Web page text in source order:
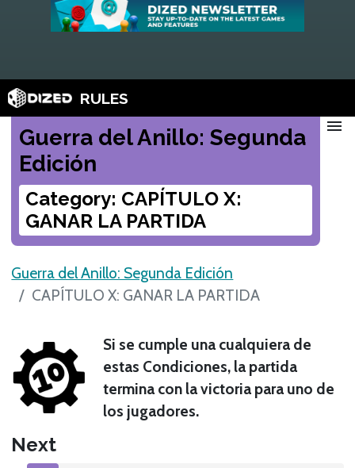
RULES
Guerra del Anillo: Segunda
Edición
Category: CAPÍTULO X:
GANAR LA PARTIDA
menu
Guerra del Anillo: Segunda Edición
CAPÍTULO X: GANAR LA PARTIDA
Si se cumple una cualquiera de
estas Condiciones, la partida
termina con la victoria para uno de
los jugadores.
Next